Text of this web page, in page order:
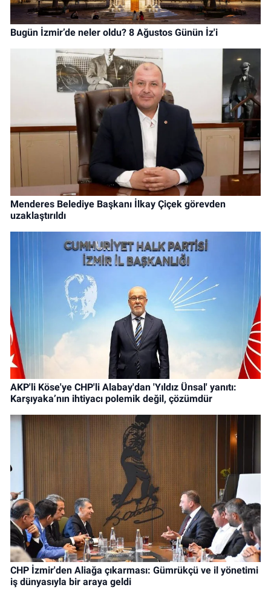
Bugün İzmir’de neler oldu? 8 Ağustos Günün İz'i
Menderes Belediye Başkanı İlkay Çiçek görevden
uzaklaştırıldı
AKP'li Köse'ye CHP'li Alabay'dan 'Yıldız Ünsal' yanıtı:
Karşıyaka’nın ihtiyacı polemik değil, çözümdür
CHP İzmir'den Aliağa çıkarması: Gümrükçü ve il yönetimi
iş dünyasıyla bir araya geldi